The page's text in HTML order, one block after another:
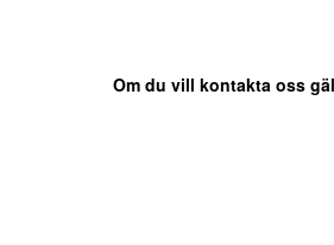
Om du vill kontakta oss